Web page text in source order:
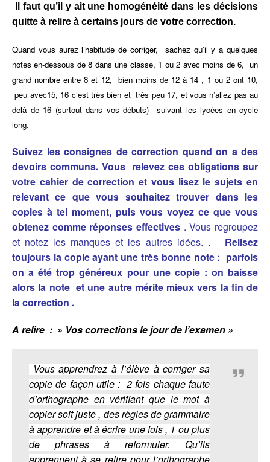
Il faut qu’il y ait une homogénéité dans les décisions
quitte à relire à certains jours de votre correction.
Quand vous aurez l’habitude de corriger, sachez qu’il y a quelques
notes en-dessous de 8 dans une classe, 1 ou 2 avec moins de 6, un
grand nombre entre 8 et 12, bien moins de 12 à 14 , 1 ou 2 ont 10,
peu avec15, 16 c’est très bien et très peu 17, et vous n’allez pas au
delà de 16 (surtout dans vos débuts) suivant les lycées en cycle
long.
Suivez les consignes de correction quand on a des
devoirs communs. Vous relevez ces obligations sur
votre cahier de correction et vous lisez le sujets en
relevant ce que vous souhaitez trouver dans les
copies à tel moment, puis vous voyez ce que vous
obtenez comme réponses effectives . Vous regroupez
et notez les manques et les autres idées. . Relisez
toujours la copie ayant une très bonne note : parfois
on a été trop généreux pour une copie : on baisse
alors la note et une autre mérite mieux vers la fin de
la correction .
A relire : » Vos corrections le jour de l’examen »
Vous apprendrez à l’élève à corriger sa
copie de façon utile : 2 fois chaque faute
d’orthographe en vérifiant que le mot à
copier soit juste , des règles de grammaire
à apprendre et à écrire une fois , 1 ou plus
de phrases à reformuler. Qu’ils